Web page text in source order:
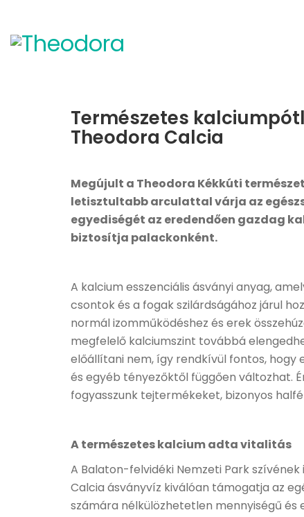
Természetes
Theodora Calcia
Megújult a Theodora Kékkúti
letisztultabb arculattal várja az
egyediségét az eredendően gazdag
biztosítja palackonként.
A kalcium esszenciális ásványi anyag,
csontok és a fogak szilárdságához járul
normál izomműködéshez és erek
megfelelő kalciumszint továbbá
előállítani nem, így rendkívül fontos, hogy
és egyéb tényezőktől függően változhat.
fogyasszunk tejtermékeket, bizonyos
A természetes kalcium adta vitalitás
A Balaton-felvidéki Nemzeti Park
Calcia ásványvíz kiválóan támogatja az
számára nélkülözhetetlen mennyiségű